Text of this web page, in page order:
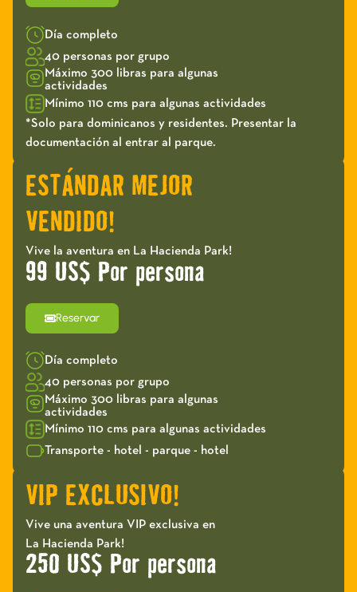
Día completo
40 personas por grupo
Máximo 300 libras para algunas
actividades
Mínimo 110 cms para algunas actividades
*Solo para dominicanos y residentes. Presentar la
documentación al entrar al parque.
ESTÁNDAR MEJOR
VENDIDO!
Vive la aventura en La Hacienda Park!
99 US$ Por persona
Reservar
Día completo
40 personas por grupo
Máximo 300 libras para algunas
actividades
Mínimo 110 cms para algunas actividades
Transporte - hotel - parque - hotel
VIP EXCLUSIVO!
Vive una aventura VIP exclusiva en
La Hacienda Park!
250 US$ Por persona